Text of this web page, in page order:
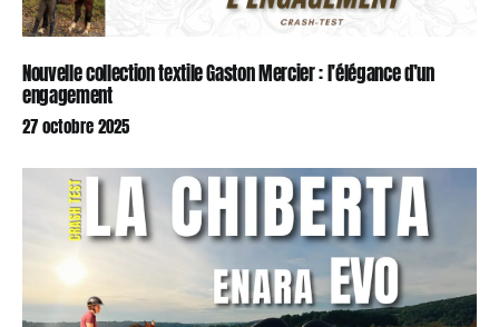
Nouvelle collection textile Gaston Mercier : l’élégance d’un
engagement
27 octobre 2025